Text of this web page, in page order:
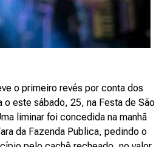
o primeiro revés por conta dos
o este sábado, 25, na Festa de São
liminar foi concedida na manhã
da Fazenda Publica, pedindo o